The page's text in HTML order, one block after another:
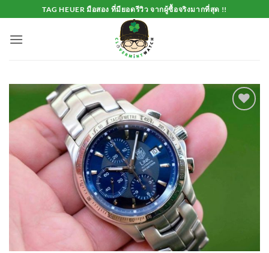
to
content
TAG HEUER มือสอง ที่มียอดรีวิว จากผู้ซื้อจริงมากที่สุด !!
Add to
Wishlist